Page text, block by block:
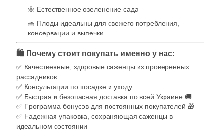
🌼 Естественное озеленение сада
🧺 Плоды идеальны для свежего потребления,
консервации и выпечки
🛍️ Почему стоит покупать именно у нас:
✅ Качественные, здоровые саженцы из проверенных
рассадников
✅ Консультации по посадке и уходу
✅ Быстрая и безопасная доставка по всей Украине 🚚
✅ Программа бонусов для постоянных покупателей 🎁
✅ Надежная упаковка, сохраняющая саженцы в
идеальном состоянии